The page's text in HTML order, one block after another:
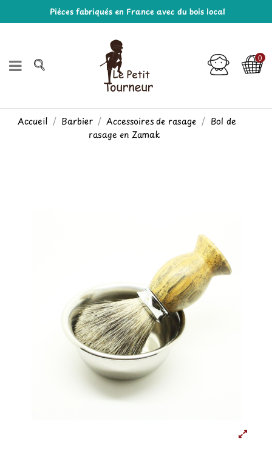
Pièces fabriqués en France avec du bois local
0
Accueil Barbier Accessoires de rasage
Bol de
rasage en Zamak